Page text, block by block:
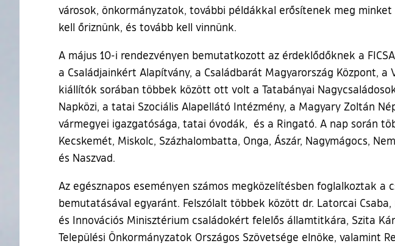
városok, önkormányzatok, további példákkal erősítenek meg
kell őriznünk, és tovább kell vinnünk.
A május 10-i rendezvényen bemutatkozott az érdeklődőknek a
a Családjainkért Alapítvány, a Családbarát Magyarország Központ,
kiállítók sorában többek között ott volt a Tatabányai
Napközi, a tatai Szociális Alapellátó Intézmény, a Magyary Zoltán
vármegyei igazgatósága, tatai óvodák, és a Ringató. A nap során
Kecskemét, Miskolc, Százhalombatta, Onga, Ászár, Nagymágocs,
és Naszvad.
Az egésznapos eseményen számos megközelítésben foglalkoztak
bemutatásával egyaránt. Felszólalt többek között dr. Latorcai
és Innovációs Minisztérium családokért felelős államtitkára, Szita
Települési Önkormányzatok Országos Szövetsége elnöke, valamint